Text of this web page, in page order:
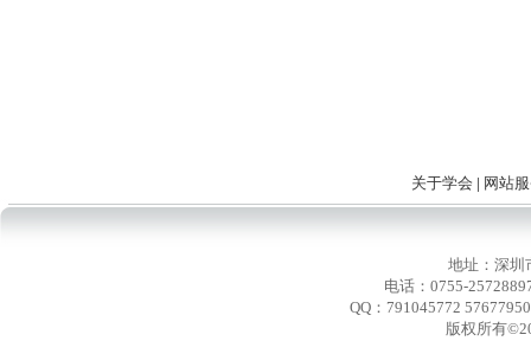
关于学会 | 网站
地址：深圳
电话：0755-
QQ：791045772
版权所有